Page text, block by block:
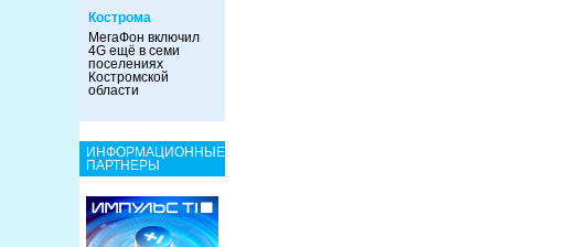
Кострома
МегаФон включил
4G ещё в семи
поселениях
Костромской
области
ИНФОРМАЦИОННЫЕ
ПАРТНЕРЫ